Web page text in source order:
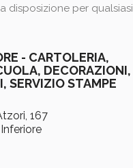
disposizione per
- CARTOLERIA,
DECORAZIONI,
SERVIZIO STAMPE
167